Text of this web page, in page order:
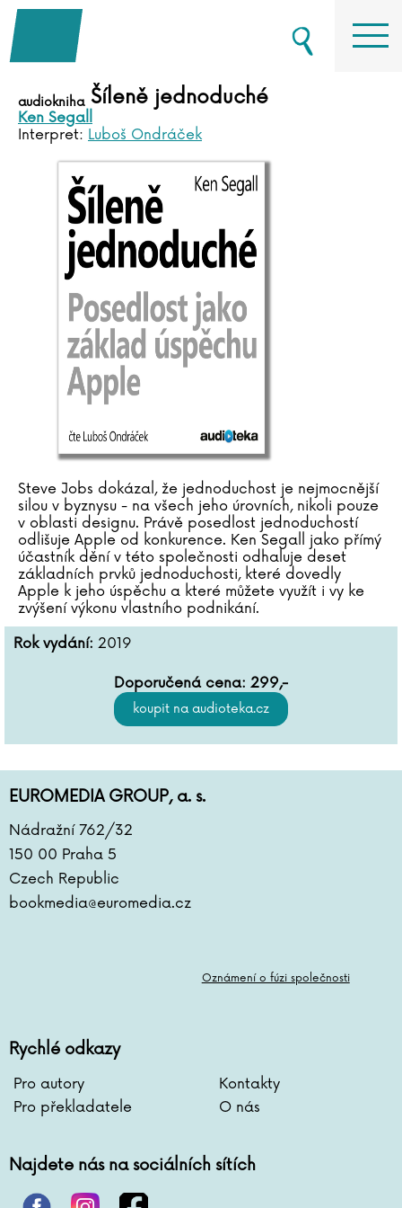
audiokniha Šíleně jednoduché
Ken Segall
Interpret: Luboš Ondráček
Steve Jobs dokázal, že jednoduchost je nejmocnější
silou v byznysu - na všech jeho úrovních, nikoli pouze
v oblasti designu. Právě posedlost jednoduchostí
odlišuje Apple od konkurence. Ken Segall jako přímý
účastník dění v této společnosti odhaluje deset
základních prvků jednoduchosti, které dovedly
Apple k jeho úspěchu a které můžete využít i vy ke
zvýšení výkonu vlastního podnikání.
Rok vydání: 2019
Doporučená cena: 299,-
EUROMEDIA GROUP, a. s.
Nádražní 762/32
150 00 Praha 5
Czech Republic
bookmedia@euromedia.cz
Oznámení o fúzi společnosti
Rychlé odkazy
Pro autory
Kontakty
Pro překladatele
O nás
Najdete nás na sociálních sítích